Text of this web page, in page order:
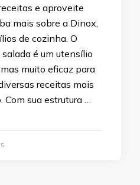
e aproveite
mais sobre a Dinox,
de cozinha. O
é um utensílio
muito eficaz para
receitas mais
Com sua estrutura …